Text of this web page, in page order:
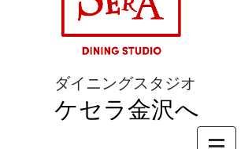
ダイニングスタジオ
ケセラ金沢へ